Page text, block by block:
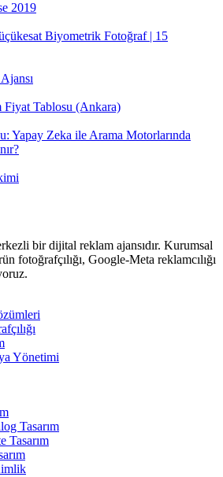
2019
Biyometrik Fotoğraf | 15
Fiyat Tablosu (Ankara)
Yapay Zeka ile Arama Motorlarında
bir dijital reklam ajansıdır. Kurumsal
fotoğrafçılığı, Google-Meta reklamcılığı
Yönetimi
Tasarım
Tasarım